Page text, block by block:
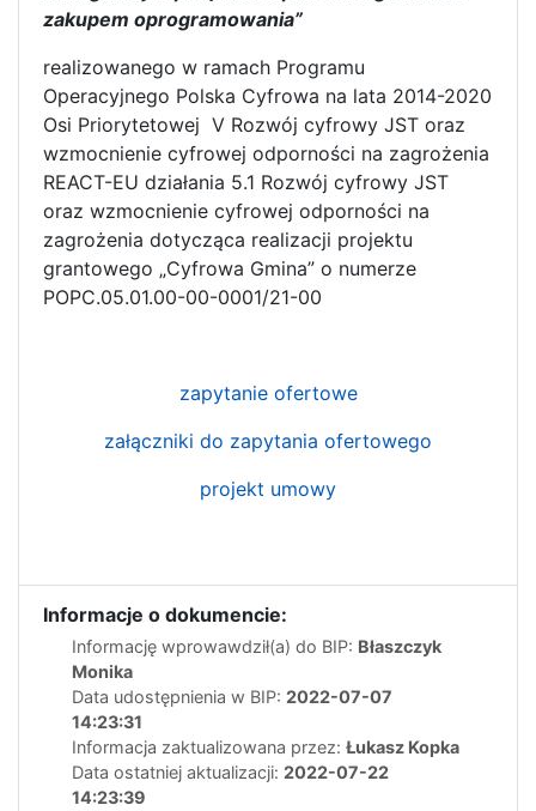
zakupem oprogramowania”
realizowanego w ramach Programu
Operacyjnego Polska Cyfrowa na lata 2014-2020
Osi Priorytetowej V Rozwój cyfrowy JST oraz
wzmocnienie cyfrowej odporności na zagrożenia
REACT-EU działania 5.1 Rozwój cyfrowy JST
oraz wzmocnienie cyfrowej odporności na
zagrożenia dotycząca realizacji projektu
grantowego „Cyfrowa Gmina” o numerze
POPC.05.01.00-00-0001/21-00
zapytanie ofertowe
załączniki do zapytania ofertowego
projekt umowy
Informacje o dokumencie:
Informację wprowawdził(a) do BIP: Błaszczyk
Monika
Data udostępnienia w BIP: 2022-07-07
14:23:31
Informacja zaktualizowana przez: Łukasz Kopka
Data ostatniej aktualizacji: 2022-07-22
14:23:39